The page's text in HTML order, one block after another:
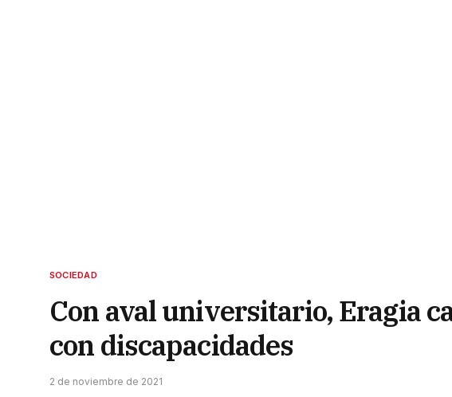
SOCIEDAD
Con aval universitario, Eragia
con discapacidades
2 de noviembre de 2021